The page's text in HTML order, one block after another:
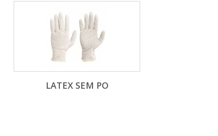
LATEX SEM PO